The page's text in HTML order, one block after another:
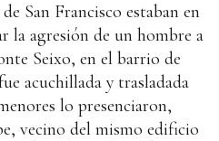
San Francisco estaban en
la agresión de un hombre a
Seixo, en el barrio de
acuchillada y trasladada
lo presenciaron,
vecino del mismo edificio